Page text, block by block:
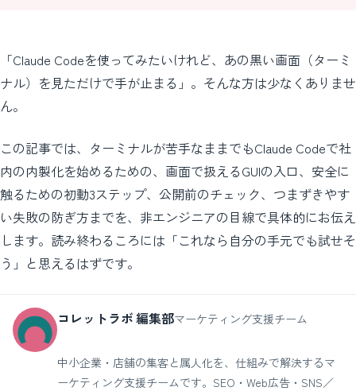
「Claude Codeを使ってみたいけれど、あの黒い画面（ターミ
ナル）を見ただけで手が止まる」。そんな方は少なくありませ
ん。
この記事では、ターミナルが苦手なままでもClaude Codeで社
内の内製化を始めるための、画面で扱えるGUIの入口、安全に
触るための初動3ステップ、公開前のチェック、つまずきやす
い失敗の防ぎ方までを、非エンジニアの目線で具体的にお伝え
します。読み終わるころには「これなら自分の手元でも試せそ
う」と思えるはずです。
コレットラボ 編集部マーケティング支援チーム
中小企業・店舗の集客と属人化を、仕組みで解決するマ
ーケティング支援チームです。SEO・Web広告・SNS／